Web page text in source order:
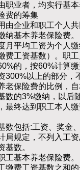
职业者，均实行基本
的筹集
企业和职工个人共
基本养老保险费。
平均工资为个人缴
费工资基数）。职
的，按60%计算
300%以上的部分，
老保险费的比例，
数的3%缴纳，以后
最终达到职工本人
包括:工资、奖金
局规定，不列入工
基数。
基本养老保险费。
费工资基数之和的